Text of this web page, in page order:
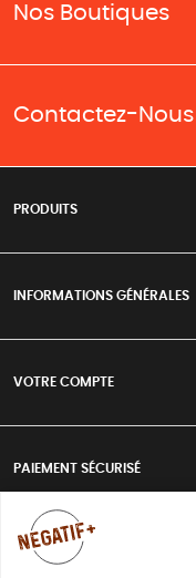
Nos Boutiques
Contactez-Nous
PRODUITS
INFORMATIONS GÉNÉRALES
VOTRE COMPTE
PAIEMENT SÉCURISÉ
LIVRAISON